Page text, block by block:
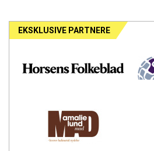
EKSKLUSIVE PARTNERE